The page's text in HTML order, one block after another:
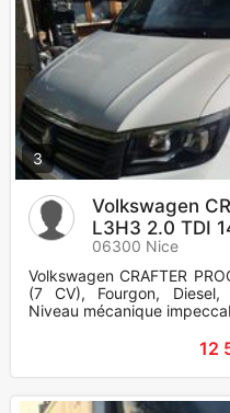
3
Volkswagen
L3H3 2.0 TDI
06300 Nice
Volkswagen CRAFTER
(7 CV), Fourgon, Diesel,
Niveau mécanique
12